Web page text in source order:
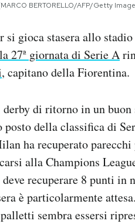
BERTORELLO/AFP/Getty
gioca stasera allo stadio
27ª giornata di Serie A
, capitano della Fiorentina.
di ritorno in un
della classifica di
ha recuperato
alla Champions
recuperare 8 punti in
è particolarmente
sembra essersi